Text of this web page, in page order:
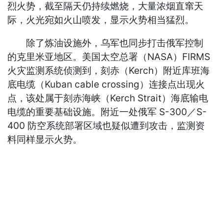
烈火势，截至隔天仍持续燃烧，大量浓烟直窜天
际，火光宛如火山喷发，显示火势相当猛烈。
除了炼油设施外，乌军也同步打击俄军控制
的克里米亚地区。美国太空总署（NASA）FIRMS
火灾监测系统侦测到，刻赤（Kerch）附近库班海
底电缆（Kuban cable crossing）连接点出现火
点，该处属于刻赤海峡（Kerch Strait）海底输电
电缆的重要基础设施。附近一处俄军 S-300／S-
400 防空系统部署区域也疑似遭到攻击，监测资
料同样显示火势。